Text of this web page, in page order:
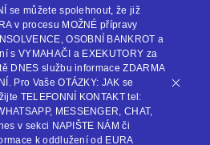
se můžete spolehnout, že již
v procesu MOŽNÉ přípravy
OSOBNÍ BANKROT a
s VYMAHAČI a EXEKUTORY za
DNES službu informace ZDARMA
Pro Vaše OTÁZKY: JAK se
TELEFONNÍ KONTAKT tel:
MESSENGER, CHAT,
v sekci NAPIŠTE NÁM či
k oddlužení od EURA